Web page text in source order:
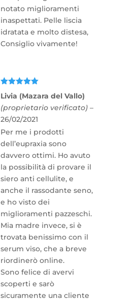
notato miglioramenti
inaspettati. Pelle liscia
idratata e molto distesa,
Consiglio vivamente!
su 5
Livia (Mazara del Vallo)
(proprietario verificato) –
26/02/2021
Per me i prodotti
dell’eupraxia sono
davvero ottimi. Ho avuto
la possibilità di provare il
siero anti cellulite, e
anche il rassodante seno,
e ho visto dei
miglioramenti pazzeschi.
Mia madre invece, si è
trovata benissimo con il
serum viso, che a breve
riordinerò online.
Sono felice di avervi
scoperti e sarò
sicuramente una cliente